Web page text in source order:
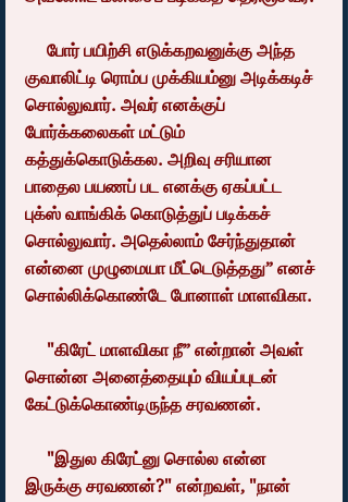
குவாலிட்டி ரொம்ப முக்கியம்னு அடிக்கடிச்
சொல்லுவார். அவர் எனக்குப்
போர்க்கலைகள் மட்டும்
கத்துக்கொடுக்கல. அறிவு சரியான
பாதைல பயணப் பட எனக்கு ஏகப்பட்ட
புக்ஸ் வாங்கிக் கொடுத்துப் படிக்கச்
சொல்லுவார். அதெல்லாம் சேர்ந்துதான்
என்னை முழுமையா மீட்டெடுத்தது” எனச்
சொல்லிக்கொண்டே போனாள் மாளவிகா.
சொன்ன அனைத்தையும் வியப்புடன்
கேட்டுக்கொண்டிருந்த சரவணன்.
இருக்கு சரவணன்?" என்றவள், "நான்